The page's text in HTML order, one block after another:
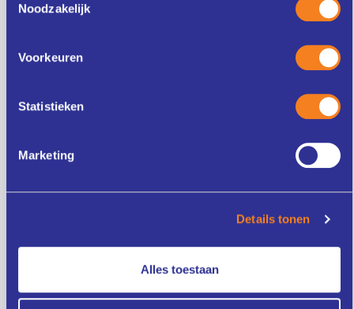
Noodzakelijk
Voorkeuren
Statistieken
Marketing
Details tonen
Alles toestaan
Locatie:
Contact
Heb je vragen of wil je meer informatie? Je kunt